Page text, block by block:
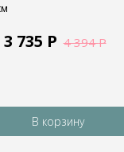
3 735 Р 4 394Р
В корзину